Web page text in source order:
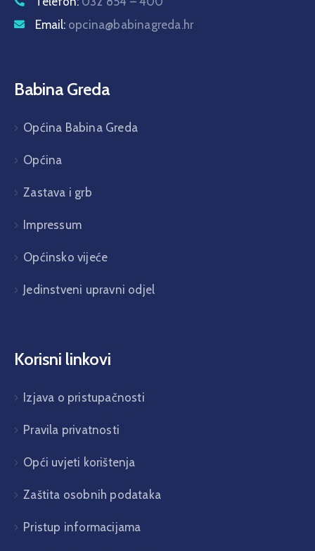
Email: opcina@babinagreda.hr
Babina Greda
Općina Babina Greda
Općina
Zastava i grb
Impressum
Općinsko vijeće
Jedinstveni upravni odjel
Korisni linkovi
Izjava o pristupačnosti
Pravila privatnosti
Opći uvjeti korištenja
Zaštita osobnih podataka
Pristup informacijama